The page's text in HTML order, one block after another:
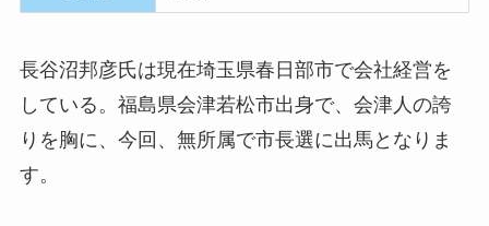
長谷沼邦彦氏は現在埼玉県春日部市で会社経営を
している。福島県会津若松市出身で、会津人の誇
りを胸に、今回、無所属で市長選に出馬となりま
す。